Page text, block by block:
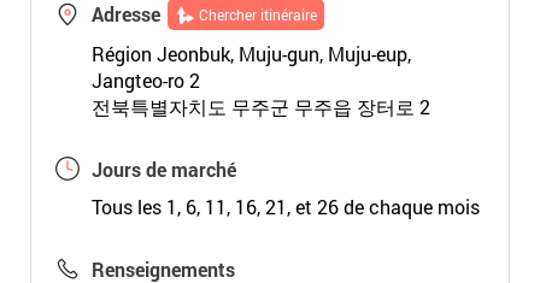
Adresse Chercher itinéraire
Région Jeonbuk, Muju-gun, Muju-eup,
Jangteo-ro 2
전북특별자치도 무주군 무주읍 장터로 2
Jours de marché
Tous les 1, 6, 11, 16, 21, et 26 de chaque mois
Renseignements